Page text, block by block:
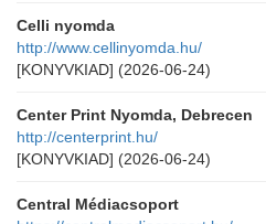
Celli nyomda
http://www.cellinyomda.hu/
[KONYVKIAD] (2026-06-24)
Center Print Nyomda, Debrecen
http://centerprint.hu/
[KONYVKIAD] (2026-06-24)
Central Médiacsoport